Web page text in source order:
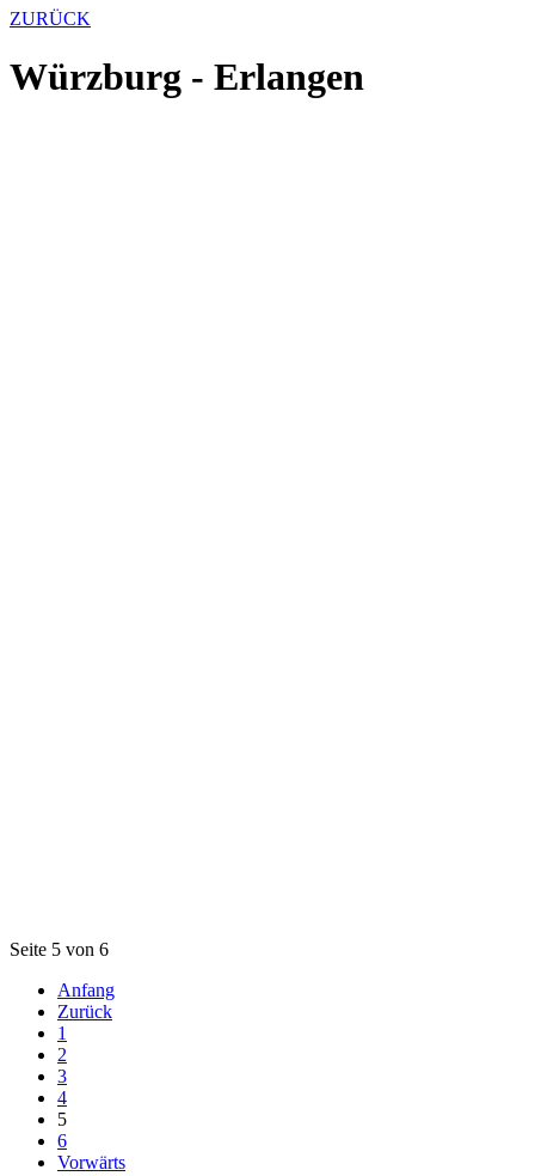
ZURÜCK
Würzburg - Erlangen
Seite 5 von 6
Anfang
Zurück
1
2
3
4
5
6
Vorwärts